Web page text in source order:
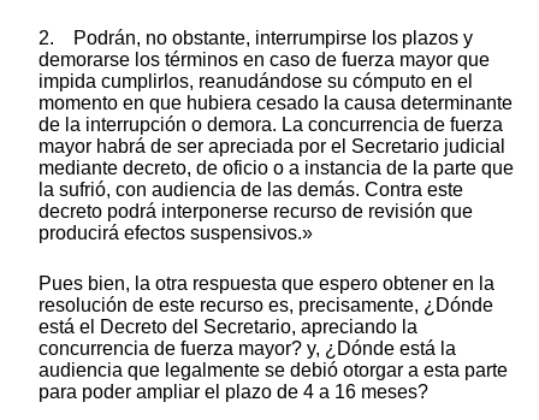
2. Podrán, no obstante, interrumpirse los plazos y
demorarse los términos en caso de fuerza mayor que
impida cumplirlos, reanudándose su cómputo en el
momento en que hubiera cesado la causa determinante
de la interrupción o demora. La concurrencia de fuerza
mayor habrá de ser apreciada por el Secretario judicial
mediante decreto, de oficio o a instancia de la parte que
la sufrió, con audiencia de las demás. Contra este
decreto podrá interponerse recurso de revisión que
producirá efectos suspensivos.»
Pues bien, la otra respuesta que espero obtener en la
resolución de este recurso es, precisamente, ¿Dónde
está el Decreto del Secretario, apreciando la
concurrencia de fuerza mayor? y, ¿Dónde está la
audiencia que legalmente se debió otorgar a esta parte
para poder ampliar el plazo de 4 a 16 meses?